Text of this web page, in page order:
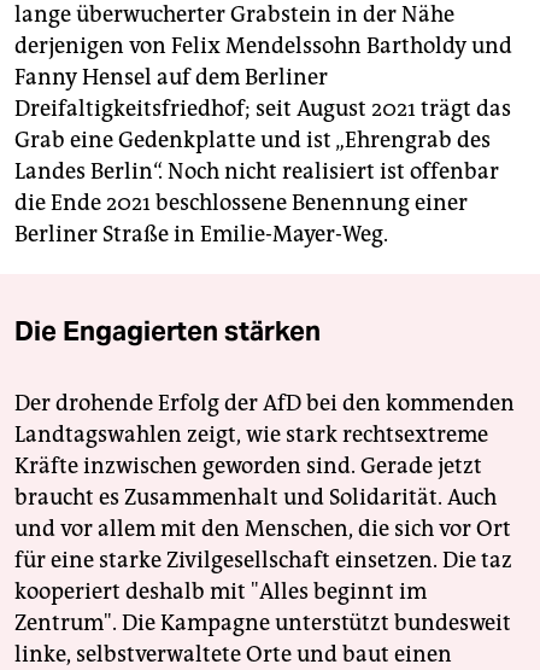
lange überwucherter Grabstein in der Nähe
derjenigen von Felix Mendelssohn Bartholdy und
Fanny Hensel auf dem Berliner
Dreifaltigkeitsfriedhof; seit August 2021 trägt das
Grab eine Gedenkplatte und ist „Ehrengrab des
Landes Berlin“. Noch nicht realisiert ist offenbar
die Ende 2021 beschlossene Benennung einer
Berliner Straße in Emilie-Mayer-Weg.
Die Engagierten stärken
Der drohende Erfolg der AfD bei den kommenden
Landtagswahlen zeigt, wie stark rechtsextreme
Kräfte inzwischen geworden sind. Gerade jetzt
braucht es Zusammenhalt und Solidarität. Auch
und vor allem mit den Menschen, die sich vor Ort
für eine starke Zivilgesellschaft einsetzen. Die taz
kooperiert deshalb mit "Alles beginnt im
Zentrum". Die Kampagne unterstützt bundesweit
linke, selbstverwaltete Orte und baut einen